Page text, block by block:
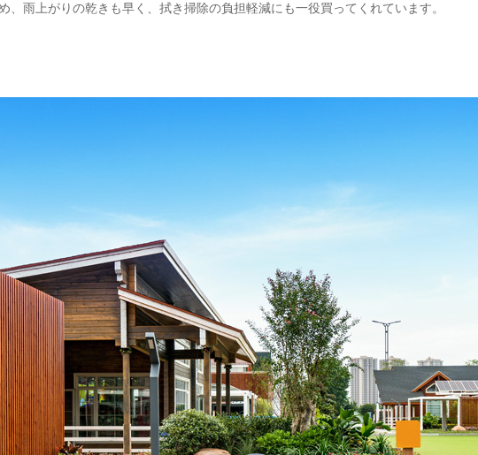
、雨上がりの乾きも早く、拭き掃除の負担軽減にも一役買ってくれています。